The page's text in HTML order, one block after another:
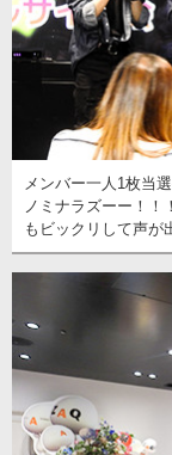
メンバー一人1枚当
ノミナラズーー！
もビックリして声が